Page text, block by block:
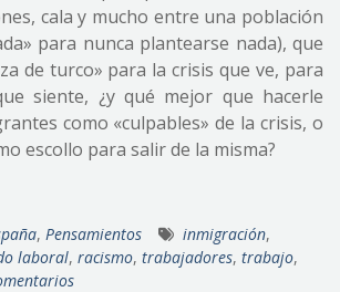
cala y mucho entre una población
para nunca plantearse nada), que
de turco» para la crisis que ve, para
siente, ¿y qué mejor que hacerle
como «culpables» de la crisis, o
escollo para salir de la misma?
, Pensamientos inmigración,
laboral, racismo, trabajadores, trabajo,